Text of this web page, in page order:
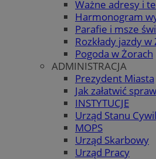
Ważne adresy i
Harmonogram
Parafie i msze
Rozkłady jazdy w
Pogoda w Żorach
ADMINISTRACJA
Prezydent Miasta
Jak załatwić
INSTYTUCJE
Urząd Stanu
MOPS
Urząd Skarbowy
Urząd Pracy